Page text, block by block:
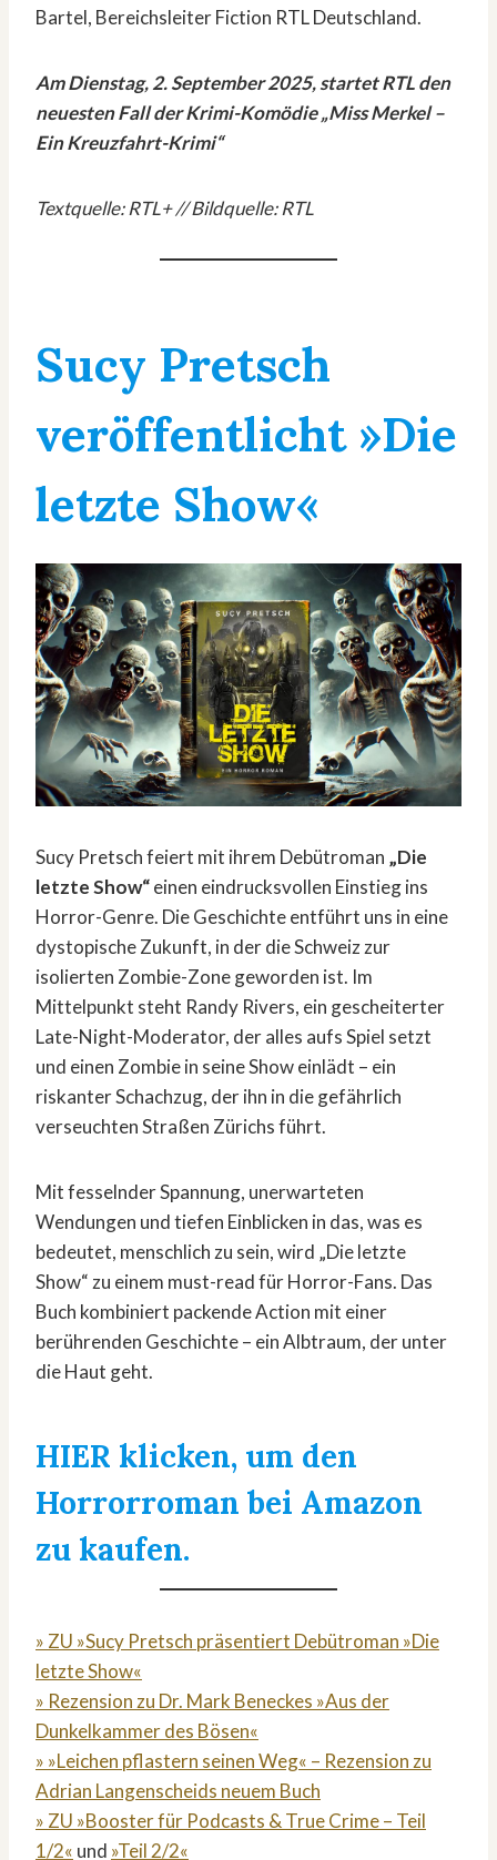
Bartel, Bereichsleiter Fiction RTL Deutschland.
Am Dienstag, 2. September 2025, startet RTL den
neuesten Fall der Krimi-Komödie „Miss Merkel –
Ein Kreuzfahrt-Krimi“
Textquelle: RTL+ // Bildquelle: RTL
Sucy Pretsch
veröffentlicht »Die
letzte Show«
Sucy Pretsch feiert mit ihrem Debütroman „Die
letzte Show“einen eindrucksvollen Einstieg ins
Horror-Genre. Die Geschichte entführt uns in eine
dystopische Zukunft, in der die Schweiz zur
isolierten Zombie-Zone geworden ist. Im
Mittelpunkt steht Randy Rivers, ein gescheiterter
Late-Night-Moderator, der alles aufs Spiel setzt
und einen Zombie in seine Show einlädt – ein
riskanter Schachzug, der ihn in die gefährlich
verseuchten Straßen Zürichs führt.
Mit fesselnder Spannung, unerwarteten
Wendungen und tiefen Einblicken in das, was es
bedeutet, menschlich zu sein, wird „Die letzte
Show“ zu einem must-read für Horror-Fans. Das
Buch kombiniert packende Action mit einer
berührenden Geschichte – ein Albtraum, der unter
die Haut geht.
HIER klicken, um den
Horrorroman bei Amazon
zu kaufen.
» ZU »Sucy Pretsch präsentiert Debütroman »Die
letzte Show«
» Rezension zu Dr. Mark Beneckes »Aus der
Dunkelkammer des Bösen«
» »Leichen pflastern seinen Weg« – Rezension zu
Adrian Langenscheids neuem Buch
» ZU »Booster für Podcasts & True Crime – Teil
1/2« und »Teil 2/2«